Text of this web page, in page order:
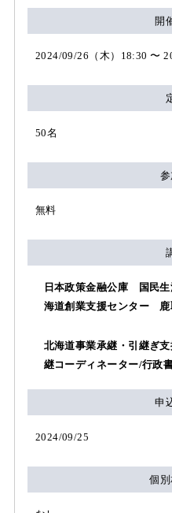
開
2024/09/26（木）18:30 〜
50名
無料
日本政策金融公庫 国民
海道創業支援センター
北海道事業承継・引継ぎ
継コーディネーター/行
申
2024/09/25
個